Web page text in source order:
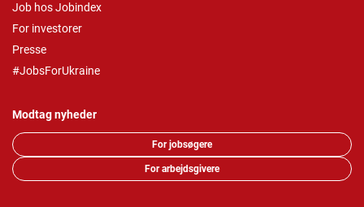
Job hos Jobindex
For investorer
Presse
#JobsForUkraine
Modtag nyheder
For jobsøgere
For arbejdsgivere